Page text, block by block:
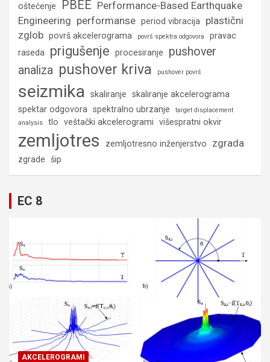
oštećenje PBEE Performance-Based Earthquake
Engineering performanse period vibracija
plastični
zglob površ akcelerograma površ spektra odgovora
pravac
raseda
prigušenje procesiranje
pushover
analiza pushover kriva pushover površ
seizmika skaliranje
skaliranje akcelerograma
spektar odgovora
spektralno ubrzanje
target displacement
analysis
tlo veštački akcelerogrami višespratni okvir
zemljotres zemljotresno inženjerstvo zgrada
zgrade šip
EC 8
AKCELEROGRAMI